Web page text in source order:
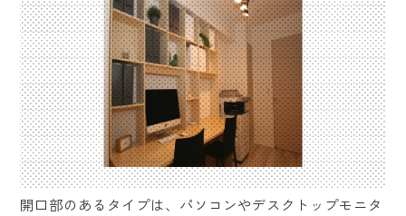
開口部のあるタイプは、パソコンやデスクトップモニタ